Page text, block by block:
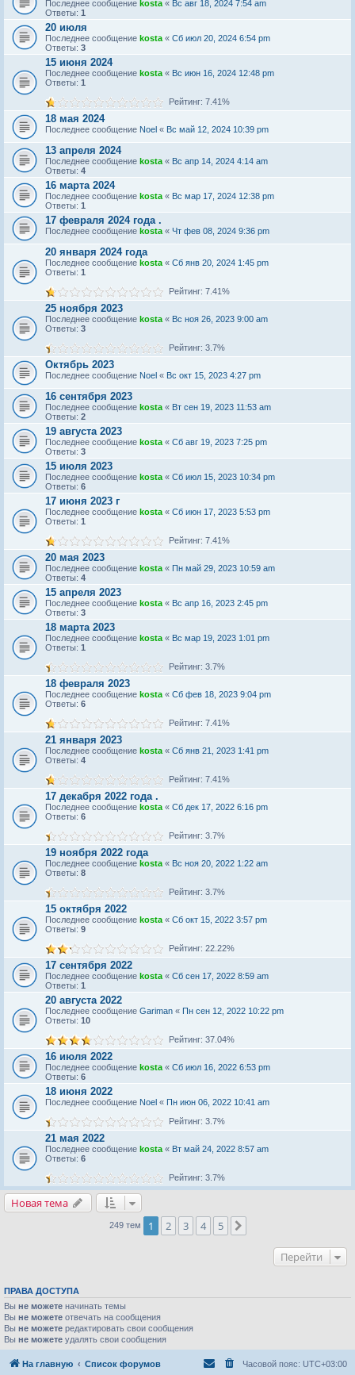
Последнее сообщение kosta « Вс авг 18, 2024 7:54 am
Ответы: 1
20 июля
Последнее сообщение kosta « Сб июл 20, 2024 6:54 pm
Ответы: 3
15 июня 2024
Последнее сообщение kosta « Вс июн 16, 2024 12:48 pm
Ответы: 1
Рейтинг: 7.41%
18 мая 2024
Последнее сообщение Noel « Вс май 12, 2024 10:39 pm
13 апреля 2024
Последнее сообщение kosta « Вс апр 14, 2024 4:14 am
Ответы: 4
16 марта 2024
Последнее сообщение kosta « Вс мар 17, 2024 12:38 pm
Ответы: 1
17 февраля 2024 года .
Последнее сообщение kosta « Чт фев 08, 2024 9:36 pm
20 января 2024 года
Последнее сообщение kosta « Сб янв 20, 2024 1:45 pm
Ответы: 1
Рейтинг: 7.41%
25 ноября 2023
Последнее сообщение kosta « Вс ноя 26, 2023 9:00 am
Ответы: 3
Рейтинг: 3.7%
Октябрь 2023
Последнее сообщение Noel « Вс окт 15, 2023 4:27 pm
16 сентября 2023
Последнее сообщение kosta « Вт сен 19, 2023 11:53 am
Ответы: 2
19 августа 2023
Последнее сообщение kosta « Сб авг 19, 2023 7:25 pm
Ответы: 3
15 июля 2023
Последнее сообщение kosta « Сб июл 15, 2023 10:34 pm
Ответы: 6
17 июня 2023 г
Последнее сообщение kosta « Сб июн 17, 2023 5:53 pm
Ответы: 1
Рейтинг: 7.41%
20 мая 2023
Последнее сообщение kosta « Пн май 29, 2023 10:59 am
Ответы: 4
15 апреля 2023
Последнее сообщение kosta « Вс апр 16, 2023 2:45 pm
Ответы: 3
18 марта 2023
Последнее сообщение kosta « Вс мар 19, 2023 1:01 pm
Ответы: 1
Рейтинг: 3.7%
18 февраля 2023
Последнее сообщение kosta « Сб фев 18, 2023 9:04 pm
Ответы: 6
Рейтинг: 7.41%
21 января 2023
Последнее сообщение kosta « Сб янв 21, 2023 1:41 pm
Ответы: 4
Рейтинг: 7.41%
17 декабря 2022 года .
Последнее сообщение kosta « Сб дек 17, 2022 6:16 pm
Ответы: 6
Рейтинг: 3.7%
19 ноября 2022 года
Последнее сообщение kosta « Вс ноя 20, 2022 1:22 am
Ответы: 8
Рейтинг: 3.7%
15 октября 2022
Последнее сообщение kosta « Сб окт 15, 2022 3:57 pm
Ответы: 9
Рейтинг: 22.22%
17 сентября 2022
Последнее сообщение kosta « Сб сен 17, 2022 8:59 am
Ответы: 1
20 августа 2022
Последнее сообщение Gariman « Пн сен 12, 2022 10:22 pm
Ответы: 10
Рейтинг: 37.04%
16 июля 2022
Последнее сообщение kosta « Сб июл 16, 2022 6:53 pm
Ответы: 6
18 июня 2022
Последнее сообщение Noel « Пн июн 06, 2022 10:41 am
Рейтинг: 3.7%
21 мая 2022
Последнее сообщение kosta « Вт май 24, 2022 8:57 am
Ответы: 6
Рейтинг: 3.7%
Новая тема
249 тем 1 2 3 4 5
Перейти
ПРАВА ДОСТУПА
Вы не можете начинать темы
Вы не можете отвечать на сообщения
Вы не можете редактировать свои сообщения
Вы не можете удалять свои сообщения
На главную Список форумов Часовой пояс: UTC+03:00